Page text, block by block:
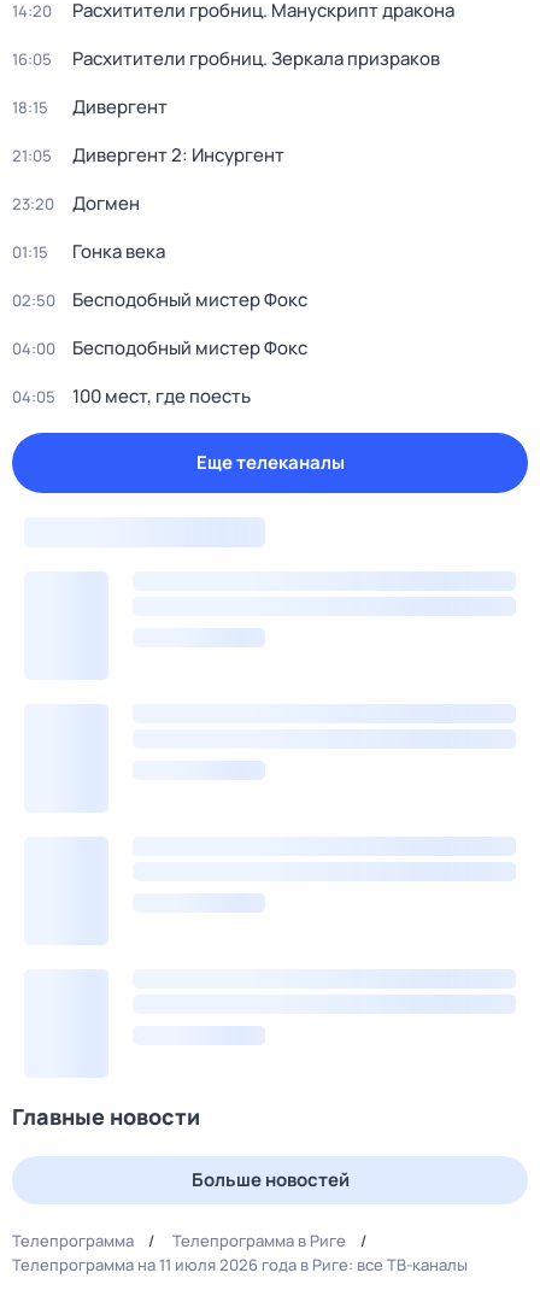
14:20 Расхитители гробниц. Манускрипт дракона
16:05 Расхитители гробниц. Зеркала призраков
18:15 Дивергент
21:05 Дивергент 2: Инсургент
23:20 Догмен
01:15 Гонка века
02:50 Бесподобный мистер Фокс
04:00 Бесподобный мистер Фокс
04:05 100 мест, где поесть
Еще телеканалы
Главные новости
Больше новостей
Телепрограмма
Телепрограмма в Риге
Телепрограмма на 11 июля 2026 года в Риге: все ТВ-каналы